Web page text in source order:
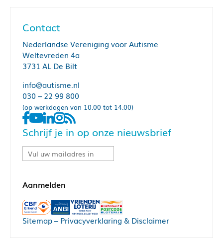
Contact
Nederlandse Vereniging voor Autisme
Weltevreden 4a
3731 AL De Bilt
info@autisme.nl
030 – 22 99 800
(op werkdagen van 10.00 tot 14.00)
Schrijf je in op onze nieuwsbrief
Sitemap– Privacyverklaring & Disclaimer